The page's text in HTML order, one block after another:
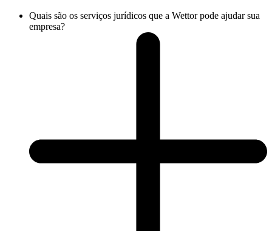
Quais são os serviços jurídicos que a Wettor pode ajudar sua
empresa?